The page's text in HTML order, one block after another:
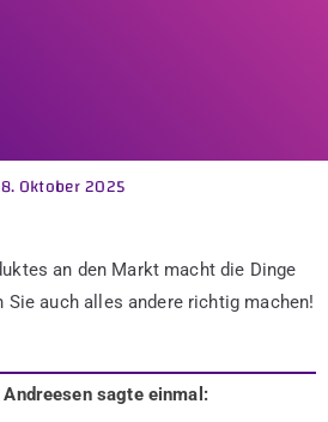
Oktober 2025
an den Markt macht die Dinge
Sie auch alles andere richtig machen!
sagte einmal: